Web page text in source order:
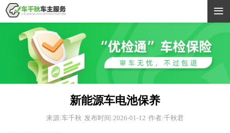

新能源车电池保养
来源:车千秋 发布时间:2026-01-12 作者:千秋君